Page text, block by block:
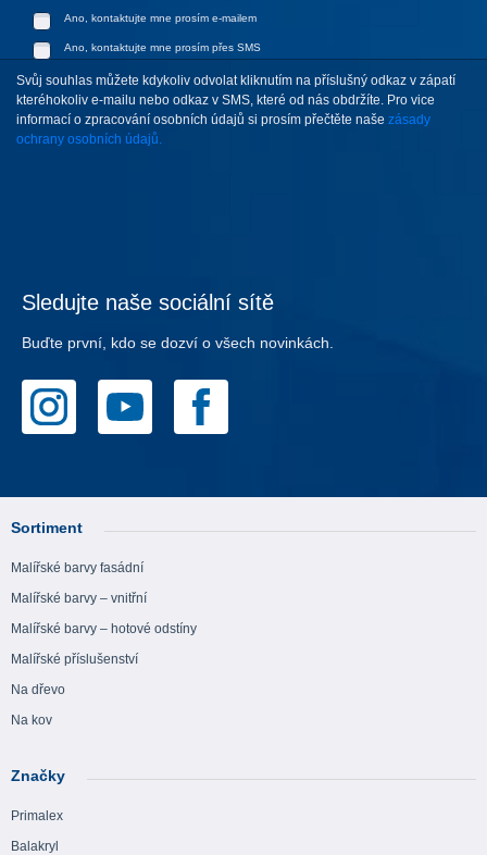
Ano, kontaktujte mne prosím e-mailem
Ano, kontaktujte mne prosím přes SMS
Svůj souhlas můžete kdykoliv odvolat kliknutím na příslušný odkaz v zápatí
kteréhokoliv e-mailu nebo odkaz v SMS, které od nás obdržíte. Pro vice
informací o zpracování osobních údajů si prosím přečtěte naše zásady
ochrany osobních údajů.
Sledujte naše sociální sítě
Buďte první, kdo se dozví o všech novinkách.
Sortiment
Malířské barvy fasádní
Malířské barvy – vnitřní
Malířské barvy – hotové odstíny
Malířské příslušenství
Na dřevo
Na kov
Značky
Primalex
Balakryl